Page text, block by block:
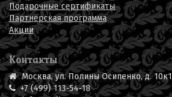
Подарочные сертификаты
Партнерская программа
Акции
Контакты
Москва, ул. Полины Осипенко, д. 10к1
+7 (499) 113-54-18